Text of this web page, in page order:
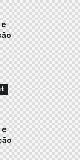
e